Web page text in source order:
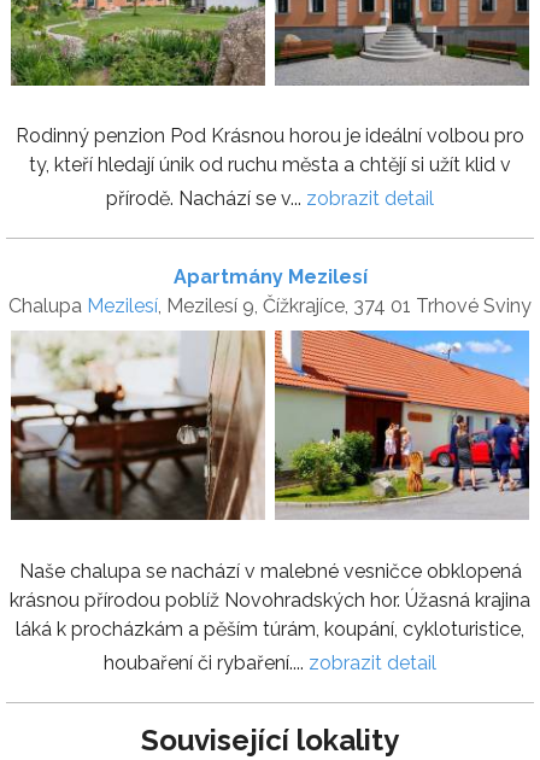
Rodinný penzion Pod Krásnou horou je ideální volbou pro
ty, kteří hledají únik od ruchu města a chtějí si užít klid v
přírodě. Nachází se v... zobrazit detail
Apartmány Mezilesí
Chalupa Mezilesí, Mezilesí 9, Čížkrajíce, 374 01 Trhové Sviny
Naše chalupa se nachází v malebné vesničce obklopená
krásnou přírodou poblíž Novohradských hor. Úžasná krajina
láká k procházkám a pěším túrám, koupání, cykloturistice,
houbaření či rybaření.... zobrazit detail
Související lokality